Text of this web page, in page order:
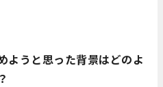
ようと思った背景はどのよ